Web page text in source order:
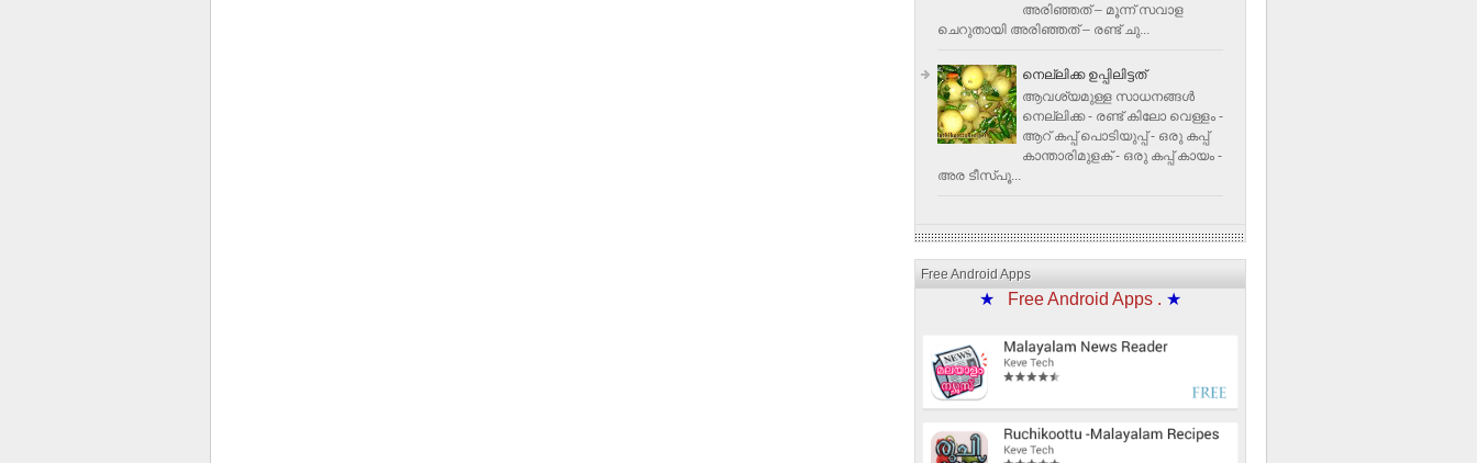
അരിഞ്ഞത് – മൂന്ന് സവാള
ചെറുതായി അരിഞ്ഞത് – രണ്ട് ചു...
നെല്ലിക്ക ഉപ്പിലിട്ടത്
ആവശ്യമുള്ള സാധനങ്ങള്‍
നെല്ലിക്ക - രണ്ട് കിലോ വെള്ളം -
ആറ് കപ്പ് പൊടിയുപ്പ് - ഒരു കപ്പ്
കാന്താരിമുളക് - ഒരു കപ്പ് കായം -
അര ടീസ്പൂ...
Free Android Apps
★ Free Android Apps . ★